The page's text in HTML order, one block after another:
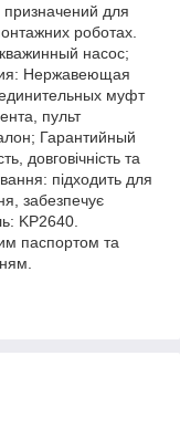
для
роботах.
насос;
Нержавеющая
муфт
пульт
Гарантийный
довговічність та
підходить для
забезпечує
KP2640.
паспортом та